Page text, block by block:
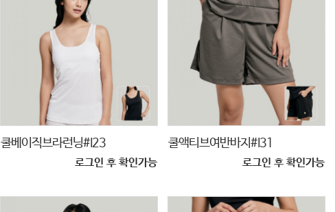
쿨베이직브라런닝#I23
로그인 후 확인가능
쿨액티브여반바지#I31
로그인 후 확인가능